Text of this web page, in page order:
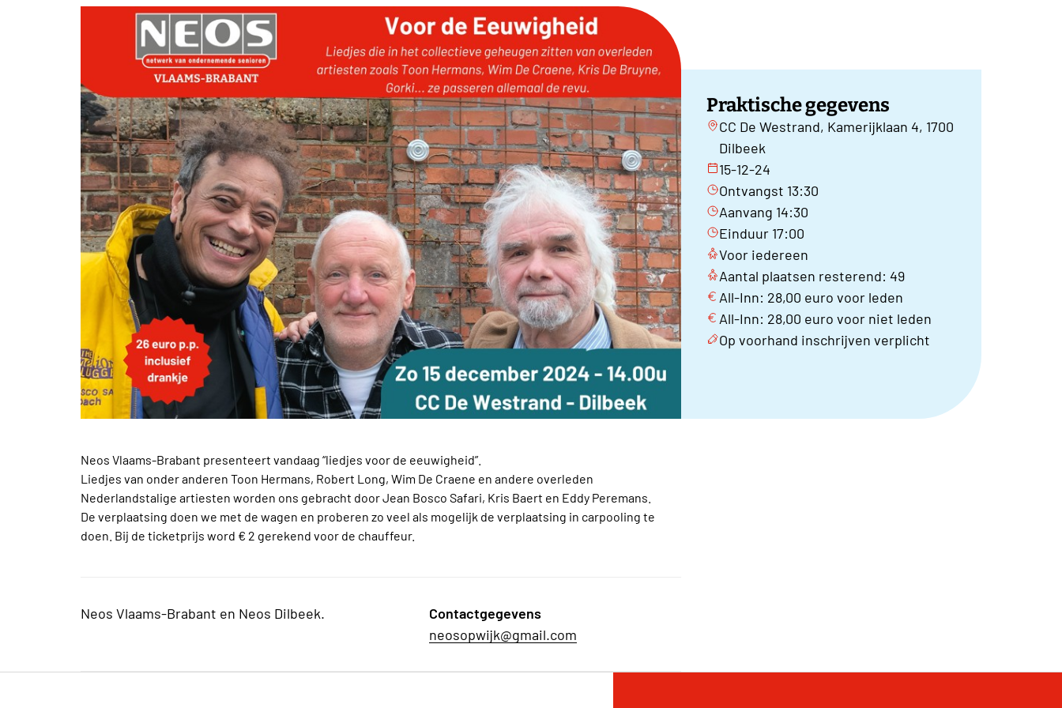
Praktische gegevens
CC De Westrand, Kamerijklaan 4, 1700
Dilbeek
15-12-24
Ontvangst 13:30
Aanvang 14:30
Einduur 17:00
Voor iedereen
Aantal plaatsen resterend: 49
All-Inn: 28,00 euro voor leden
All-Inn: 28,00 euro voor niet leden
Op voorhand inschrijven verplicht
Neos Vlaams-Brabant presenteert vandaag “liedjes voor de eeuwigheid”.
Liedjes van onder anderen Toon Hermans, Robert Long, Wim De Craene en andere overleden
Nederlandstalige artiesten worden ons gebracht door Jean Bosco Safari, Kris Baert en Eddy Peremans.
De verplaatsing doen we met de wagen en proberen zo veel als mogelijk de verplaatsing in carpooling te
doen. Bij de ticketprijs word € 2 gerekend voor de chauffeur.
Neos Vlaams-Brabant en Neos Dilbeek.
Contactgegevens
neosopwijk@gmail.com